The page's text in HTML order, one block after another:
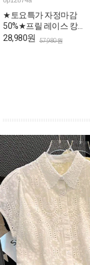
★토요특가 자정마감
50%★프릴 레이스 캉
캉 로맨틱 민소매 원피
28,980원 57,980원